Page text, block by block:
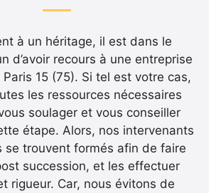
à un héritage, il est dans le
d’avoir recours à une entreprise
15 (75). Si tel est votre cas,
les ressources nécessaires
soulager et vous conseiller
étape. Alors, nos intervenants
se trouvent formés afin de faire
succession, et les effectuer
rigueur. Car, nous évitons de